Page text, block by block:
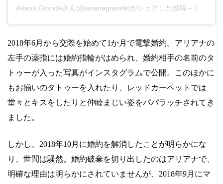
Ariana Grandeさん(@arianagrande)がシェアした投稿 – 2018年 5月月31日午後12時51分PDT
2018年6月から交際を始めて1か月で電撃婚約。アリアナの
左手の薬指には婚約指輪がはめられ、婚約相手の名前のタ
トゥーが入った写真がインスタグラムで公開。このほかに
もお揃いのタトゥーを入れたり、レッドカーペットでは
堂々とキスをしたりと仲睦まじい姿をパパラッチされてき
ました。
しかし、2018年10月に婚約を解消したことが明らかにな
り、世間は騒然。婚約破棄を切り出したのはアリアナで、
明確な理由は明らかにされていませんが、2018年9月にマ